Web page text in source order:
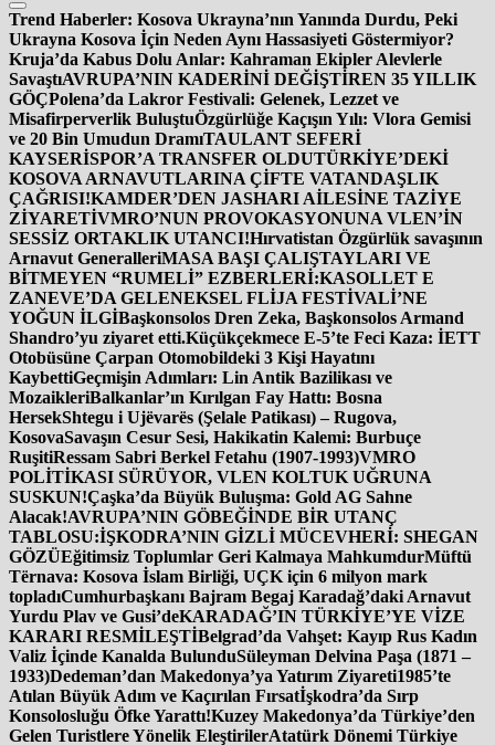
Trend Haberler: Kosova Ukrayna’nın Yanında Durdu, Peki
Ukrayna Kosova İçin Neden Aynı Hassasiyeti Göstermiyor?
Kruja’da Kabus Dolu Anlar: Kahraman Ekipler Alevlerle
SavaştıAVRUPA’NIN KADERİNİ DEĞİŞTİREN 35 YILLIK
GÖÇPolena’da Lakror Festivali: Gelenek, Lezzet ve
Misafirperverlik BuluştuÖzgürlüğe Kaçışın Yılı: Vlora Gemisi
ve 20 Bin Umudun DramıTAULANT SEFERİ
KAYSERİSPOR’A TRANSFER OLDUTÜRKİYE’DEKİ
KOSOVA ARNAVUTLARINA ÇİFTE VATANDAŞLIK
ÇAĞRISI!KAMDER’DEN JASHARI AİLESİNE TAZİYE
ZİYARETİVMRO’NUN PROVOKASYONUNA VLEN’İN
SESSİZ ORTAKLIK UTANCI!Hırvatistan Özgürlük savaşının
Arnavut GeneralleriMASA BAŞI ÇALIŞTAYLARI VE
BİTMEYEN “RUMELİ” EZBERLERİ:KASOLLET E
ZANEVE’DA GELENEKSEL FLİJA FESTİVALİ’NE
YOĞUN İLGİBaşkonsolos Dren Zeka, Başkonsolos Armand
Shandro’yu ziyaret etti.Küçükçekmece E-5’te Feci Kaza: İETT
Otobüsüne Çarpan Otomobildeki 3 Kişi Hayatını
KaybettiGeçmişin Adımları: Lin Antik Bazilikası ve
MozaikleriBalkanlar’ın Kırılgan Fay Hattı: Bosna
HersekShtegu i Ujëvarës (Şelale Patikası) – Rugova,
KosovaSavaşın Cesur Sesi, Hakikatin Kalemi: Burbuçe
RuşitiRessam Sabri Berkel Fetahu (1907-1993)VMRO
POLİTİKASI SÜRÜYOR, VLEN KOLTUK UĞRUNA
SUSKUN!Çaşka’da Büyük Buluşma: Gold AG Sahne
Alacak!AVRUPA’NIN GÖBEĞİNDE BİR UTANÇ
TABLOSU:İŞKODRA’NIN GİZLİ MÜCEVHERİ: SHEGAN
GÖZÜEğitimsiz Toplumlar Geri Kalmaya MahkumdurMüftü
Tërnava: Kosova İslam Birliği, UÇK için 6 milyon mark
topladıCumhurbaşkanı Bajram Begaj Karadağ’daki Arnavut
Yurdu Plav ve Gusi’deKARADAĞ’IN TÜRKİYE’YE VİZE
KARARI RESMİLEŞTİBelgrad’da Vahşet: Kayıp Rus Kadın
Valiz İçinde Kanalda BulunduSüleyman Delvina Paşa (1871 –
1933)Dedeman’dan Makedonya’ya Yatırım Ziyareti1985’te
Atılan Büyük Adım ve Kaçırılan Fırsatİşkodra’da Sırp
Konsolosluğu Öfke Yarattı!Kuzey Makedonya’da Türkiye’den
Gelen Turistlere Yönelik EleştirilerAtatürk Dönemi Türkiye